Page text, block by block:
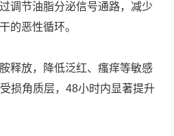
调节油脂分泌信号通路，减少
的恶性循环。
释放，降低泛红、瘙痒等敏感
损角质层，48小时内显著提升